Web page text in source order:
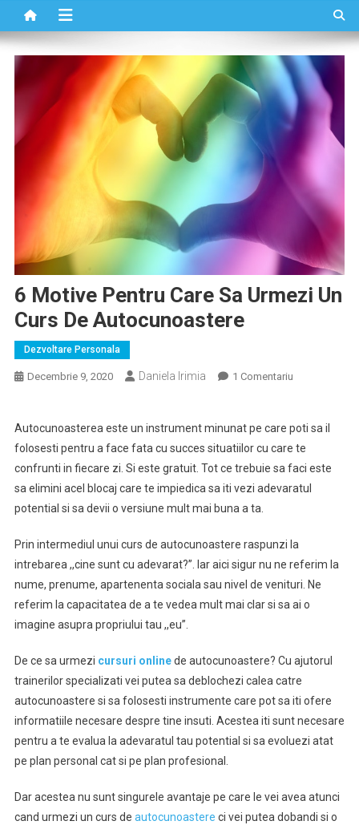
6 Motive Pentru Care Sa Urmezi Un
Curs De Autocunoastere
Dezvoltare Personala
Decembrie 9, 2020 Daniela Irimia 1 ComentariuLa
Pentru
Care
Sa
Urmezi
De
Autocunoasterea este un instrument minunat pe care poti sa il
folosesti pentru a face fata cu succes situatiilor cu care te
confrunti in fiecare zi. Si este gratuit. Tot ce trebuie sa faci este
sa elimini acel blocaj care te impiedica sa iti vezi adevaratul
potential si sa devii o versiune mult mai buna a ta.
Prin intermediul unui curs de autocunoastere raspunzi la
intrebarea ,,cine sunt cu adevarat?”. Iar aici sigur nu ne referim la
nume, prenume, apartenenta sociala sau nivel de venituri. Ne
referim la capacitatea de a te vedea mult mai clar si sa ai o
imagine asupra propriului tau ,,eu”.
De ce sa urmezi cursuri onlinede autocunoastere? Cu ajutorul
trainerilor specializati vei putea sa deblochezi calea catre
autocunoastere si sa folosesti instrumente care pot sa iti ofere
informatiile necesare despre tine insuti. Acestea iti sunt necesare
pentru a te evalua la adevaratul tau potential si sa evoluezi atat
pe plan personal cat si pe plan profesional.
Dar acestea nu sunt singurele avantaje pe care le vei avea atunci
cand urmezi un curs de autocunoastere ci vei putea dobandi si o